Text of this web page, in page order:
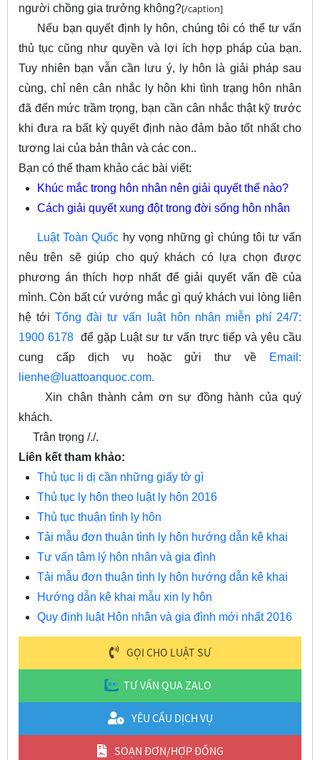
người chồng gia trưởng không?[/caption]
Nếu bạn quyết định ly hôn, chúng tôi có thể tư vấn
thủ tục cũng như quyền và lợi ích hợp pháp của bạn.
Tuy nhiên bạn vẫn cần lưu ý, ly hôn là giải pháp sau
cùng, chỉ nên cân nhắc ly hôn khi tình trạng hôn nhân
đã đến mức trầm trọng, bạn cần cân nhắc thật kỹ trước
khi đưa ra bất kỳ quyết định nào đảm bảo tốt nhất cho
tương lai của bản thân và các con..
Bạn có thể tham khảo các bài viết:
Khúc mắc trong hôn nhân nên giải quyết thế nào?
Cách giải quyết xung đột trong đời sống hôn nhân
Luật Toàn Quốc hy vọng những gì chúng tôi tư vấn
nêu trên sẽ giúp cho quý khách có lựa chọn được
phương án thích hợp nhất để giải quyết vấn đề của
mình. Còn bất cứ vướng mắc gì quý khách vui lòng liên
hệ tớiTổng đài tư vấn luật hôn nhân miễn phí 24/7:
1900 6178
để gặp Luật sư tư vấn trực tiếp và yêu cầu
cung cấp dịch vụ hoặc gửi thư về
Email:
lienhe@luattoanquoc.com.
Xin chân thành cảm ơn sự đồng hành của quý
khách.
Trân trọng /./.
Liên kết tham khảo:
Thủ tục li dị cần những giấy tờ gì
Thủ tục ly hôn theo luật ly hôn 2016
Thủ tục thuận tình ly hôn
Tải mẫu đơn thuận tình ly hôn hướng dẫn kê khai
Tư vấn tâm lý hôn nhân và gia đình
Tải mẫu đơn thuận tình ly hôn hướng dẫn kê khai
Hướng dẫn kê khai mẫu xin ly hôn
Quy định luật Hôn nhân và gia đình mới nhất 2016
GỌI CHO LUẬT SƯ
TƯ VẤN QUA ZALO
YÊU CẦU DỊCH VỤ
SOẠN ĐƠN/HỢP ĐỒNG